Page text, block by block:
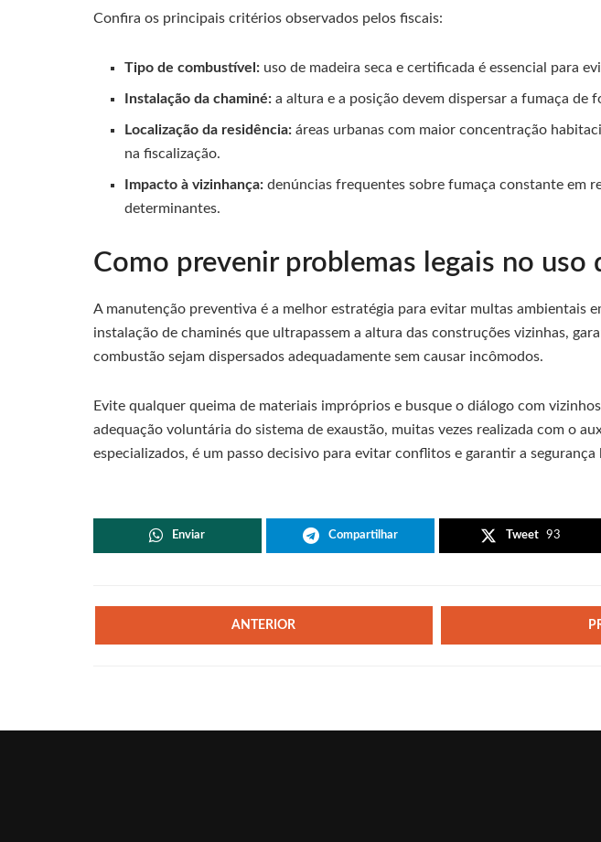
Confira os principais critérios observados pelos fiscais:
Tipo de combustível: uso de madeira seca e certificada é essencial para
Instalação da chaminé: a altura e a posição devem dispersar a fumaça de
Localização da residência: áreas urbanas com maior concentração
na fiscalização.
Impacto à vizinhança: denúncias frequentes sobre fumaça constante em
determinantes.
Como prevenir problemas legais no uso
A manutenção preventiva é a melhor estratégia para evitar multas ambientais
instalação de chaminés que ultrapassem a altura das construções vizinhas,
combustão sejam dispersados adequadamente sem causar incômodos.
Evite qualquer queima de materiais impróprios e busque o diálogo com
adequação voluntária do sistema de exaustão, muitas vezes realizada com o
especializados, é um passo decisivo para evitar conflitos e garantir a segurança
Enviar Compartilhar Tweet 93
ANTERIOR